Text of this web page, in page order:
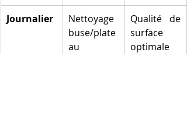
Journalier
Nettoyage
buse/plate
au
Qualité de
surface
optimale